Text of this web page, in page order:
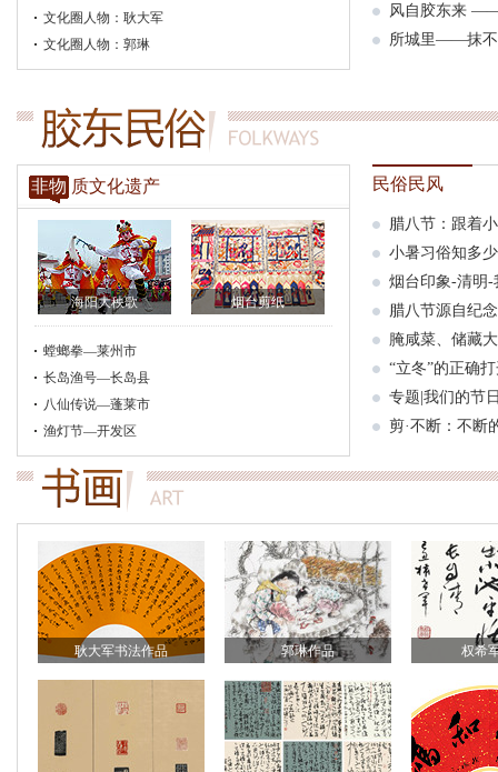
文化圈人物：耿大军
文化圈人物：郭琳
风自胶东来
所城里——抹不
非物 质文化遗产
海阳大秧歌 烟台剪纸
螳螂拳—莱州市
长岛渔号—长岛县
八仙传说—蓬莱市
渔灯节—开发区
民俗民风
腊八节：跟着
小暑习俗知多
烟台印象-清明-
腊八节源自纪
腌咸菜、储藏
“立冬”的正确
专题|我们的节
剪·不断：不断
耿大军书法作品 郭琳作品 权希